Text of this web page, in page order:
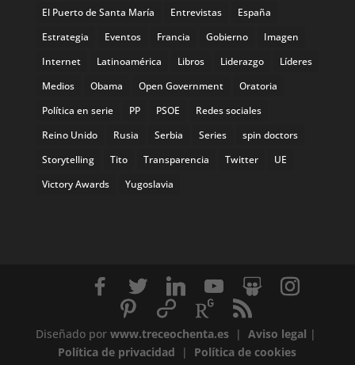
El Puerto de Santa María
Entrevistas
España
Estrategia
Eventos Francia Gobierno
Imagen
Internet
Latinoamérica Libros Liderazgo
Líderes
Medios
Obama Open Government
Oratoria
Política en serie
PP PSOE
Redes sociales
Reino Unido
Rusia Serbia Series
spin doctors
Storytelling
Tito Transparencia Twitter
UE
Victory Awards
Yugoslavia
Diseñado por www.treceochenta.es | Aviso legal |
Política de privacidad
| Política de cookies